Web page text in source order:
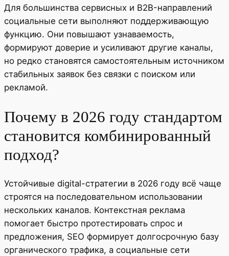
Для большинства сервисных и B2B-направлений
социальные сети выполняют поддерживающую
функцию. Они повышают узнаваемость,
формируют доверие и усиливают другие каналы,
но редко становятся самостоятельным источником
стабильных заявок без связки с поиском или
рекламой.
Почему в 2026 году стандартом
становится комбинированный
подход?
Устойчивые digital-стратегии в 2026 году всё чаще
строятся на последовательном использовании
нескольких каналов. Контекстная реклама
помогает быстро протестировать спрос и
предложения, SEO формирует долгосрочную базу
органического трафика, а социальные сети